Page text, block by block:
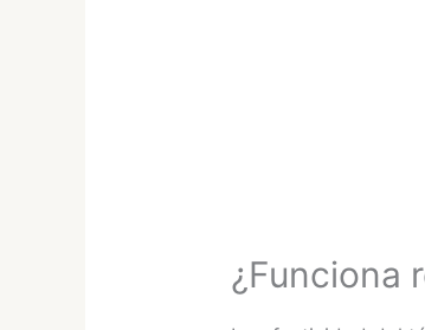
¿Funciona